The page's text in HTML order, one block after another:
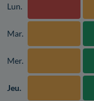
Lun.
Mar.
Mer.
Jeu.